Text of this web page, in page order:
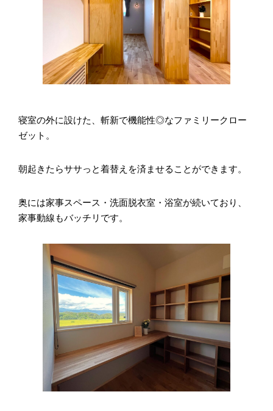
寝室の外に設けた、斬新で機能性◎なファミリークロー
ゼット。
朝起きたらササっと着替えを済ませることができます。
奥には家事スペース・洗面脱衣室・浴室が続いており、
家事動線もバッチリです。